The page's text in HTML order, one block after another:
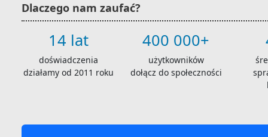
Dlaczego nam zaufać?
14 lat
doświadczenia
działamy od 2011 roku
400 000+
użytkowników
dołącz do społeczności